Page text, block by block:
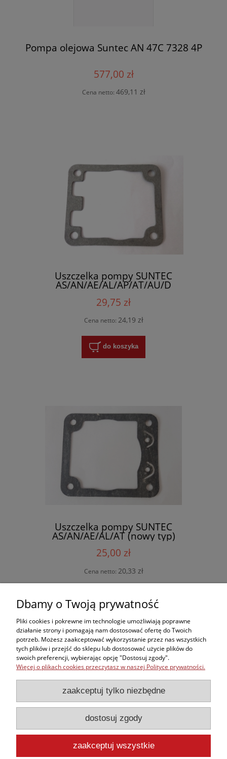
Pompa olejowa Suntec AN 47C 7328 4P
577,00 zł
Cena netto: 469,11 zł
Uszczelka pompy SUNTEC
AS/AN/AE/AL/AP/AT/AU/D
29,75 zł
Cena netto: 24,19 zł
do koszyka
Uszczelka pompy SUNTEC
AS/AN/AE/AL/AT (nowy typ)
25,00 zł
Cena netto: 20,33 zł
Zakupy
Kontakt
Informacje
Moje konto
Dbamy o Twoją prywatność
Pliki cookies i pokrewne im technologie umożliwiają poprawne
działanie strony i pomagają nam dostosować ofertę do Twoich
potrzeb. Możesz zaakceptować wykorzystanie przez nas wszystkich
tych plików i przejść do sklepu lub dostosować użycie plików do
swoich preferencji, wybierając opcję "Dostosuj zgody".
Więcej o plikach cookies przeczytasz w naszej Polityce prywatności.
zaakceptuj tylko niezbędne
dostosuj zgody
zaakceptuj wszystkie